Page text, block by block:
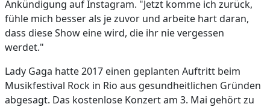
Ankündigung auf Instagram. "Jetzt komme ich zurück,
fühle mich besser als je zuvor und arbeite hart daran,
dass diese Show eine wird, die ihr nie vergessen
werdet."
Lady Gaga hatte 2017 einen geplanten Auftritt beim
Musikfestival Rock in Rio aus gesundheitlichen Gründen
abgesagt. Das kostenlose Konzert am 3. Mai gehört zu